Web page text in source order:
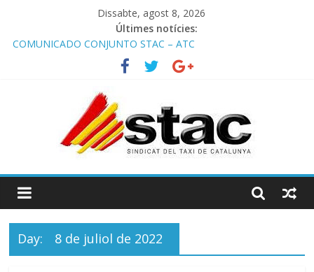
Dissabte, agost 8, 2026
Últimes notícies:
COMUNICADO CONJUNTO STAC – ATC
Comunicado STAC/ ATC de la reunión con los Mossos d
‘Esquadra del aeropuerto de Barcelona.
Programa de Radio TAXI LIBRE 29.07.2026 en COOLTURA FM.
STAC/ATC SOLICITAN TAULA TÈCNICA PARA MEJORAR LA
OPERATIVA DE ENTRADA EN EL PUERTO DE BARCELONA.
Programa de Radio TAXI LIBRE 22.07.2026 en COOLTURA FM.
Day: 8 de juliol de 2022